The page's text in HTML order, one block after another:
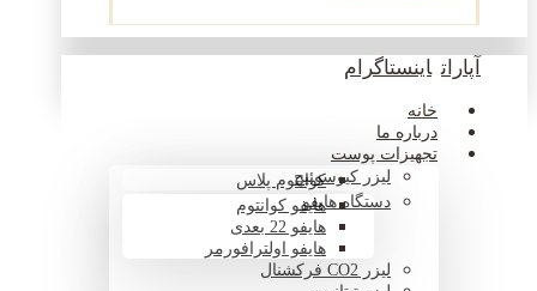
آپارات اینستاگرام
خانه
درباره ما
تجهیزات پوست
لیزر کیوسوئیچکوانتوم پلاس
دستگاه هایفوهایفو کوانتوم
هایفو 22 بعدی
هایفو اولترافورمر
لیزر CO2 فرکشنال